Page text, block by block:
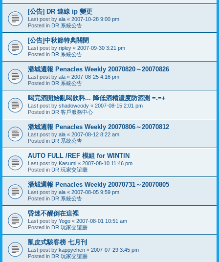
[公告] DR 連線 ip 變更
Last post by ala « 2007-10-28 9:00 pm
Posted in DR 系統公告
[公告]中秋節特典關閉
Last post by ripley « 2007-09-30 3:21 pm
Posted in DR 系統公告
潘城週報 Penacles Weekly 20070820～20070826
Last post by ala « 2007-08-25 4:16 pm
Posted in DR 系統公告
喝完酒開始亂喝飲料... 降低酒精濃度防酒測 =.=+
Last post by shadowcody « 2007-08-15 2:01 pm
Posted in DR 客戶服務中心
潘城週報 Penacles Weekly 20070806～20070812
Last post by ala « 2007-08-12 8:22 am
Posted in DR 系統公告
AUTO FULL /REF 模組 for WINTIN
Last post by Kasumi « 2007-08-10 11:46 pm
Posted in DR 玩家交誼廳
潘城週報 Penacles Weekly 20070731～20070805
Last post by ala « 2007-08-05 9:59 pm
Posted in DR 系統公告
昏迷不醒倒在這裡
Last post by Yogo « 2007-08-01 10:51 am
Posted in DR 玩家交誼廳
凱皮式駭客榜 七月刊
Last post by kappychen « 2007-07-29 3:45 pm
Posted in DR 玩家交誼廳